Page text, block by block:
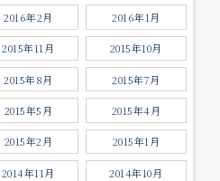
2016年2月 2016年1月
2015年11月 2015年10月
2015年8月 2015年7月
2015年5月 2015年4月
2015年2月 2015年1月
2014年11月 2014年10月